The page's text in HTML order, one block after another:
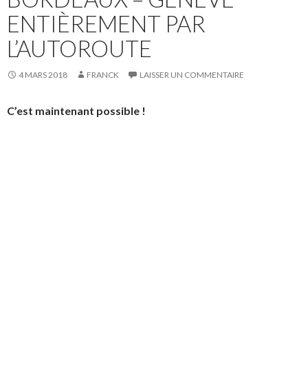
ENTIÈREMENT PAR
L’AUTOROUTE
4 MARS 2018 FRANCK LAISSER UN COMMENTAIRE
C’est maintenant possible !